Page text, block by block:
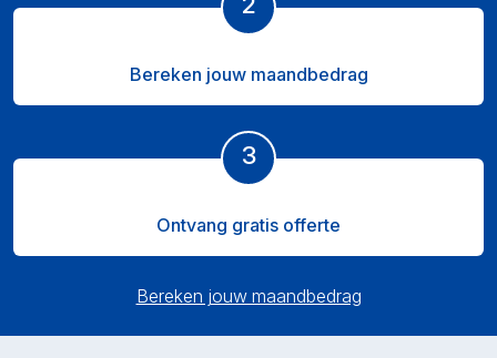
Bereken jouw maandbedrag
3
Ontvang gratis offerte
Bereken jouw maandbedrag